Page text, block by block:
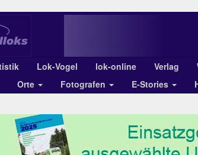
Lok-Vogel lok-online Verlag
Orte Fotografen E-Stories